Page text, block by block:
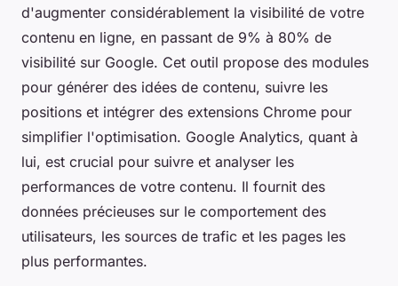
d'augmenter considérablement la visibilité de votre
contenu en ligne, en passant de 9% à 80% de
visibilité sur Google. Cet outil propose des modules
pour générer des idées de contenu, suivre les
positions et intégrer des extensions Chrome pour
simplifier l'optimisation. Google Analytics, quant à
lui, est crucial pour suivre et analyser les
performances de votre contenu. Il fournit des
données précieuses sur le comportement des
utilisateurs, les sources de trafic et les pages les
plus performantes.